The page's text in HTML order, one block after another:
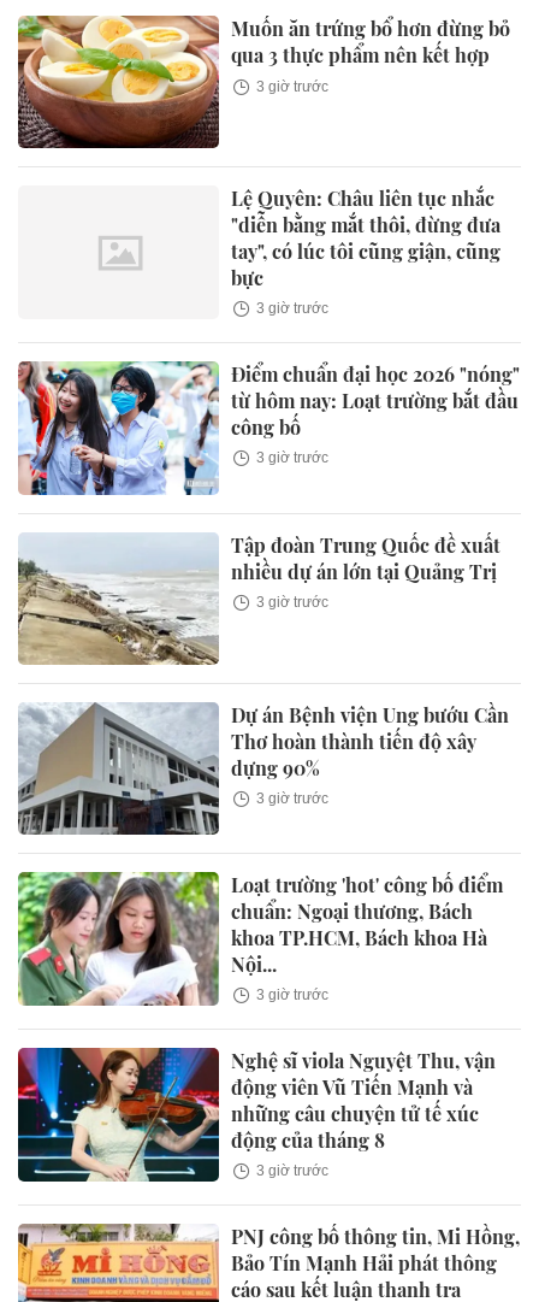
Muốn ăn trứng bổ hơn đừng bỏ
qua 3 thực phẩm nên kết hợp
3 giờ trước
Lệ Quyên: Châu liên tục nhắc
"diễn bằng mắt thôi, đừng đưa
tay", có lúc tôi cũng giận, cũng
bực
3 giờ trước
Điểm chuẩn đại học 2026 "nóng"
từ hôm nay: Loạt trường bắt đầu
công bố
3 giờ trước
Tập đoàn Trung Quốc đề xuất
nhiều dự án lớn tại Quảng Trị
3 giờ trước
Dự án Bệnh viện Ung bướu Cần
Thơ hoàn thành tiến độ xây
dựng 90%
3 giờ trước
Loạt trường 'hot' công bố điểm
chuẩn: Ngoại thương, Bách
khoa TP.HCM, Bách khoa Hà
Nội...
3 giờ trước
Nghệ sĩ viola Nguyệt Thu, vận
động viên Vũ Tiến Mạnh và
những câu chuyện tử tế xúc
động của tháng 8
3 giờ trước
PNJ công bố thông tin, Mi Hồng,
Bảo Tín Mạnh Hải phát thông
cáo sau kết luận thanh tra